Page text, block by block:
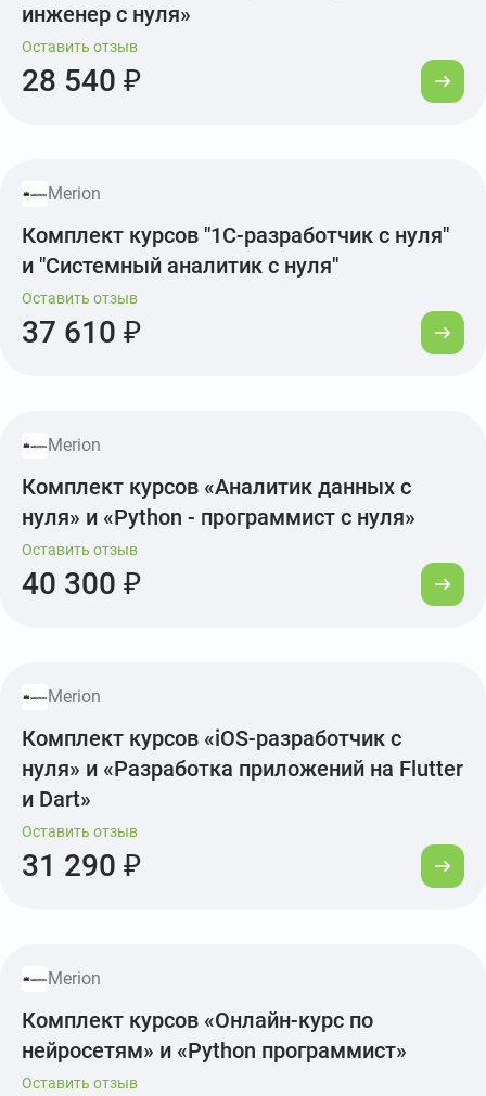
инженер с нуля»
Оставить отзыв
28 540 ₽
Merion
Комплект курсов "1С-разработчик с нуля"
и "Системный аналитик с нуля"
Оставить отзыв
37 610 ₽
Merion
Комплект курсов «Аналитик данных с
нуля» и «Python - программист с нуля»
Оставить отзыв
40 300 ₽
Merion
Комплект курсов «iOS-разработчик с
нуля» и «Разработка приложений на Flutter
и Dart»
Оставить отзыв
31 290 ₽
Merion
Комплект курсов «Онлайн-курс по
нейросетям» и «Python программист»
Оставить отзыв